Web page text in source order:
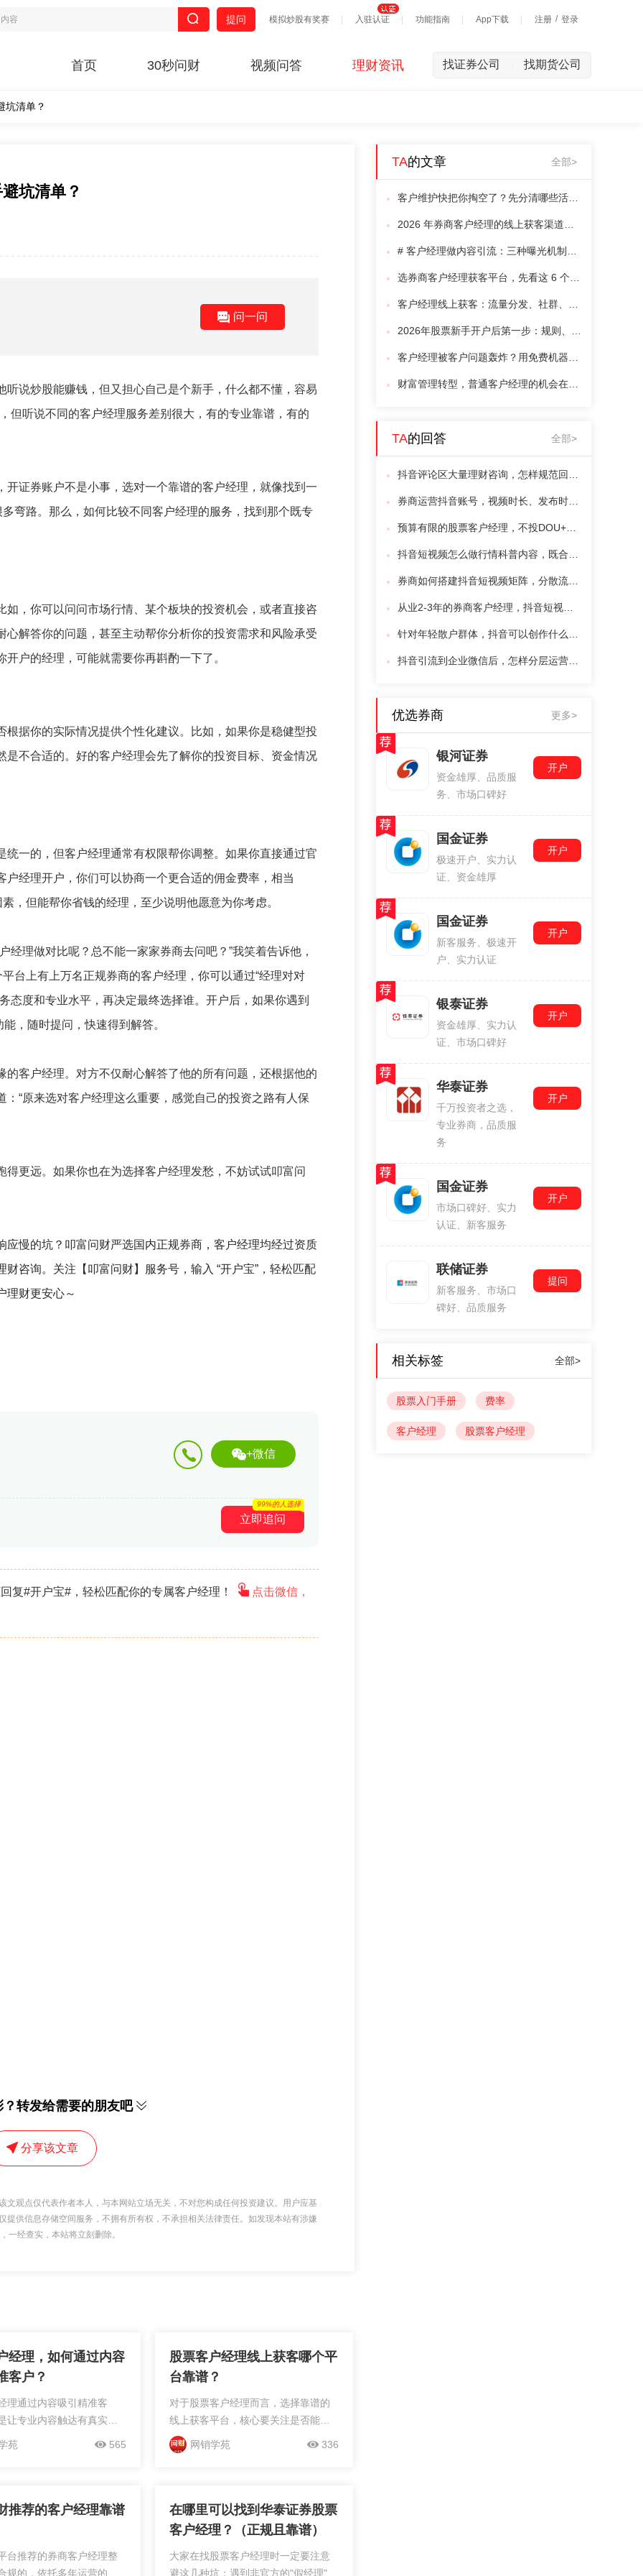
模拟炒股有奖赛 入驻认证 功能指南 App下载 注册 / 登录
提问
首页 30秒问财 视频问答 理财资讯 找证券公司 找期货公司
坑清单？
坑清单？
问一问
说炒股能赚钱，但又担心自己是个新手，什么都不懂，容易
但听说不同的客户经理服务差别很大，有的专业靠谱，有的
证券账户不是小事，选对一个靠谱的客户经理，就像找到一
弯路。那么，如何比较不同客户经理的服务，找到那个既专
，你可以问问市场行情、某个板块的投资机会，或者直接咨
解答你的问题，甚至主动帮你分析你的投资需求和风险承受
户的经理，可能就需要你再斟酌一下了。
据你的实际情况提供个性化建议。比如，如果你是稳健型投
不合适的。好的客户经理会先了解你的投资目标、资金情况
一的，但客户经理通常有权限帮你调整。如果你直接通过官
经理开户，你们可以协商一个更合适的佣金费率，相当
，但能帮你省钱的经理，至少说明他愿意为你考虑。
经理做对比呢？总不能一家家券商去问吧？”我笑着告诉他，
台上有上万名正规券商的客户经理，你可以通过“经理对对
态度和专业水平，再决定最终选择谁。开户后，如果你遇到
，随时提问，快速得到解答。
客户经理。对方不仅耐心解答了他的所有问题，还根据他的
“原来选对客户经理这么重要，感觉自己的投资之路有人保
更远。如果你也在为选择客户经理发愁，不妨试试叩富问
慢的坑？叩富问财严选国内正规券商，客户经理均经过资质
咨询。关注【叩富问财】服务号，输入 “开户宝”，轻松匹配
理财更安心～
+微信
立即追问
99%的人选择
复#开户宝#，轻松匹配你的专属客户经理！ 点击微信，
转发给需要的朋友吧
分享该文章
观点仅代表作者本人，与本网站立场无关，不对您构成任何投资建议。用户应基
供信息存储空间服务，不拥有所有权，不承担相关法律责任。如发现本站有涉嫌
一经查实，本站将立刻删除。
经理，如何通过内容
客户？
理通过内容吸引精准客
让专业内容触达有真实理
户，同时降低运营成本与
苑 565
股票客户经理线上获客哪个平
台靠谱？
对于股票客户经理而言，选择靠谱的
线上获客平台，核心要关注是否能精
准触达有真实需求的用户、是否合规
且运营成本可控。当前常见的泛流量
重、...
网销学苑 336
推荐的客户经理靠谱
台推荐的券商客户经理整
规的，依托多年运营的正
在哪里可以找到华泰证券股票
客户经理？（正规且靠谱）
大家在找股票客户经理时一定要注意
避这几种坑：遇到非官方的"假经理"被
TA的文章 全部>
TA的回答 全部>
优选券商 更多>
银河证券
资金雄厚、品质服
务、市场口碑好
开户
国金证券
极速开户、实力认
证、资金雄厚
开户
国金证券
新客服务、极速开
户、实力认证
开户
银泰证券
资金雄厚、实力认
证、市场口碑好
开户
华泰证券
千万投资者之选，
专业券商，品质服
务
开户
国金证券
市场口碑好、实力
认证、新客服务
开户
联储证券
新客服务、市场口
碑好、品质服务
提问
相关标签 全部>
股票入门手册 费率
客户经理 股票客户经理